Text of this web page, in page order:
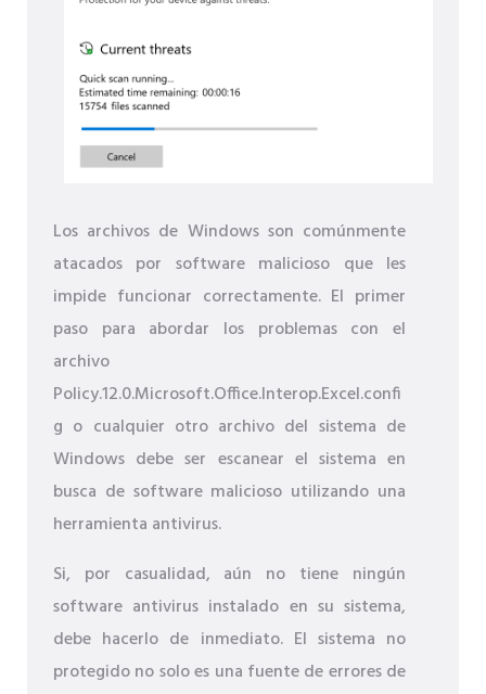
Los archivos de Windows son comúnmente
atacados por software malicioso que les
impide funcionar correctamente. El primer
paso para abordar los problemas con el
archivo
Policy.12.0.Microsoft.Office.Interop.Excel.confi
g o cualquier otro archivo del sistema de
Windows debe ser escanear el sistema en
busca de software malicioso utilizando una
herramienta antivirus.
Si, por casualidad, aún no tiene ningún
software antivirus instalado en su sistema,
debe hacerlo de inmediato. El sistema no
protegido no solo es una fuente de errores de